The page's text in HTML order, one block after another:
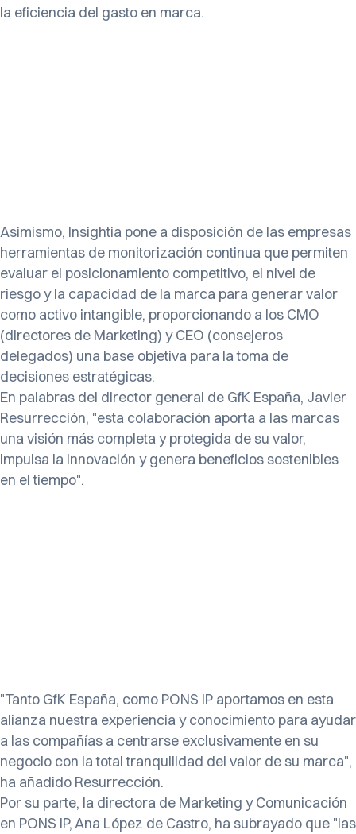
la eficiencia del gasto en marca.
Asimismo, Insightia pone a disposición de las empresas
herramientas de monitorización continua que permiten
evaluar el posicionamiento competitivo, el nivel de
riesgo y la capacidad de la marca para generar valor
como activo intangible, proporcionando a los CMO
(directores de Marketing) y CEO (consejeros
delegados) una base objetiva para la toma de
decisiones estratégicas.
En palabras del director general de GfK España, Javier
Resurrección, "esta colaboración aporta a las marcas
una visión más completa y protegida de su valor,
impulsa la innovación y genera beneficios sostenibles
en el tiempo".
"Tanto GfK España, como PONS IP aportamos en esta
alianza nuestra experiencia y conocimiento para ayudar
a las compañías a centrarse exclusivamente en su
negocio con la total tranquilidad del valor de su marca",
ha añadido Resurrección.
Por su parte, la directora de Marketing y Comunicación
en PONS IP, Ana López de Castro, ha subrayado que "las